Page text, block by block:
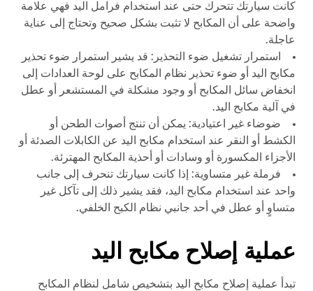
كانت سيارتك تتحرك حتى عند استخدام فرامل اليد فهي علامة
واضحة على أن المكابح لا تثبت بشكل صحيح وتحتاج إلى عناية
عاجلة.
استمرار تشغيل ضوء التحذير: قد يشير استمرار ضوء تحذير
مكابح اليد أو ضوء تحذير نظام المكابح على لوحة العدادات إلى
انخفاض سائل المكابح أو وجود مشكلة في المستشعر أو عطل
في آلية مكابح اليد.
ضوضاء غير اعتيادية: يمكن أن تنتج أصوات الطحن أو
الكشط أو النقر عند استخدام مكابح اليد عن الكابلات الصدئة أو
الأجزاء المكسورة أو وسادات أو أحذية المكابح المهترئة.
فرملة غير متساوية: إذا كانت سيارتك تنحرف إلى جانب
واحد عند استخدام مكابح اليد، فقد يشير ذلك إلى تآكل غير
متساوٍ أو عطل في أحد جانبي نظام الكبح الخلفي.
عملية إصلاح مكابح اليد
تبدأ عملية إصلاح مكابح اليد بتشخيص شامل لنظام المكابح